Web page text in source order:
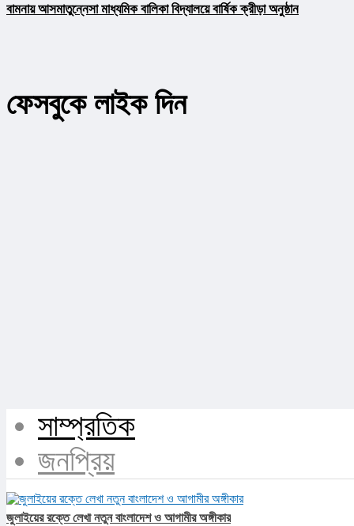
বামনায় আসমাতুন্নেসা মাধ্যমিক বালিকা বিদ্যালয়ে বার্ষিক ক্রীড়া অনুষ্ঠান
ফেসবুকে লাইক দিন
সাম্প্রতিক
জনপ্রিয়
জুলাইয়ের রক্তে লেখা নতুন বাংলাদেশ ও আগামীর অঙ্গীকার​